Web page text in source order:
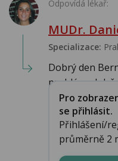
Odpovídá lékař:
MUDr.
Specializace:
Dobrý den
problému když
Pro
se přihlásit.
Přihlášení/
průměrně 2